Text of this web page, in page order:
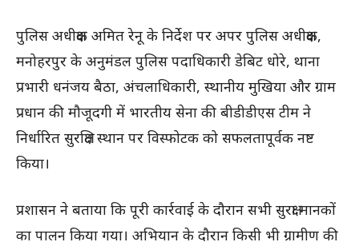
पुलिस अधीक्षक अमित रेनू के निर्देश पर अपर पुलिस अधीक्षक,
मनोहरपुर के अनुमंडल पुलिस पदाधिकारी डेबिट धोरे, थाना
प्रभारी धनंजय बैठा, अंचलाधिकारी, स्थानीय मुखिया और ग्राम
प्रधान की मौजूदगी में भारतीय सेना की बीडीडीएस टीम ने
निर्धारित सुरक्षित स्थान पर विस्फोटक को सफलतापूर्वक नष्ट
किया।
प्रशासन ने बताया कि पूरी कार्रवाई के दौरान सभी सुरक्षा मानकों
का पालन किया गया। अभियान के दौरान किसी भी ग्रामीण की